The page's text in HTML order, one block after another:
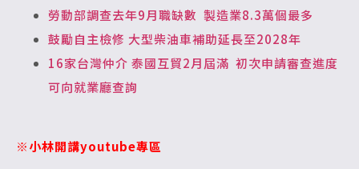
勞動部調查去年9月職缺數 製造業8.3萬個最多
鼓勵自主檢修 大型柴油車補助延長至2028年
16家台灣仲介 泰國互貿2月屆滿 初次申請審查進度
可向就業廳查詢
※小林開講youtube專區